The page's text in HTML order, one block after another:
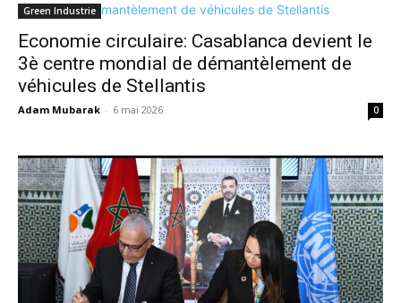
Green Industrie
Economie circulaire: Casablanca devient le
3è centre mondial de démantèlement de
véhicules de Stellantis
Adam Mubarak - 6 mai 2026 0